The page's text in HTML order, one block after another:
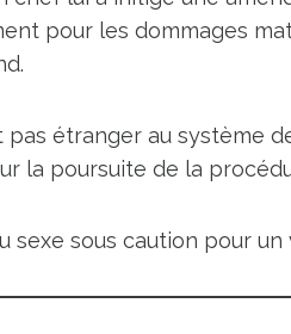
pour les dommages
pas étranger au système
la poursuite de la
sexe sous caution pour